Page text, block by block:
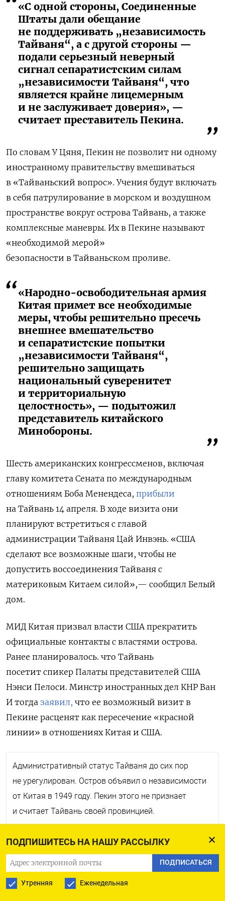
ПОДПИШИТЕСЬ НА НАШУ РАССЫЛКУ
ПОДПИСАТЬСЯ
Утренняя Еженедельная
«С одной стороны, Соединенные
Штаты дали обещание
не поддерживать „независимость
Тайваня“, а с другой стороны —
подали серьезный неверный
сигнал сепаратистским силам
„независимости Тайваня“, что
является крайне лицемерным
и не заслуживает доверия», —
считает преставитель Пекина.
По словам У Цяня, Пекин не позволит ни одному
иностранному правительству вмешиваться
в «Тайваньский вопрос». Учения будут включать
в себя патрулирование в морском и воздушном
пространстве вокруг острова Тайвань, а также
комплексные маневры. Их в Пекине называют
«необходимой мерой»
безопасности в Тайваньском проливе.
«Народно-освободительная армия
Китая примет все необходимые
меры, чтобы решительно пресечь
внешнее вмешательство
и сепаратистские попытки
„независимости Тайваня“,
решительно защищать
национальный суверенитет
и территориальную
целостность», — подытожил
представитель китайского
Минобороны.
Шесть американских конгрессменов, включая
главу комитета Сената по международным
отношениям Боба Менендеса, прибыли
на Тайвань 14 апреля. В ходе визита они
планируют встретиться с главой
администрации Тайваня Цай Инвэнь. «США
сделают все возможные шаги, чтобы не
допустить воссоединения Тайваня с
материковым Китаем силой»,— сообщил Белый
дом.
МИД Китая призвал власти США прекратить
официальные контакты с властями острова.
Ранее планировалось. что Тайвань
посетит спикер Палаты представителей США
Нэнси Пелоси. Минстр иностранных дел КНР Ван
И тогда заявил, что ее возможный визит в
Пекине расценят как пересечение «красной
линии» в отношениях Китая и США.
Административный статус Тайваня до сих пор
не урегулирован. Остров объявил о независимости
от Китая в 1949 году. Пекин этого не признает
и считает Тайвань своей провинцией.
У Вашингтона и Тайваня нет официальных деловых
отношений. Однако, согласно закону 1979 года, США
могут поставлять в регион оружие для самозащиты.
Приэтом Вашингтон поддерживает официальные